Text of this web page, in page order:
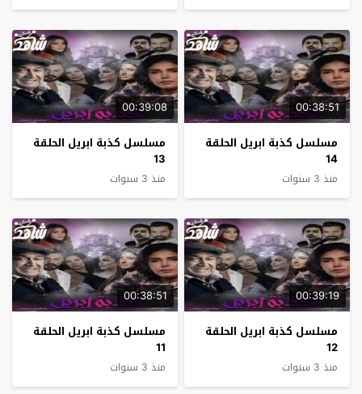
00:38:51
مسلسل كذبة ابريل الحلقة
14
منذ 3 سنوات
00:39:08
مسلسل كذبة ابريل الحلقة
13
منذ 3 سنوات
00:39:19
مسلسل كذبة ابريل الحلقة
12
منذ 3 سنوات
00:38:51
مسلسل كذبة ابريل الحلقة
11
منذ 3 سنوات